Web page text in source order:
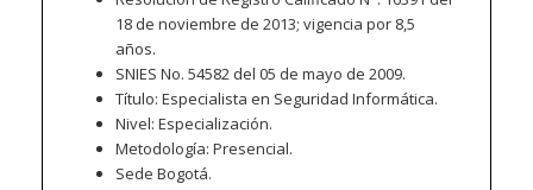
18 de noviembre de 2013; vigencia por 8,5
años.
SNIES No. 54582 del 05 de mayo de 2009.
Título: Especialista en Seguridad Informática.
Nivel: Especialización.
Metodología: Presencial.
Sede Bogotá.